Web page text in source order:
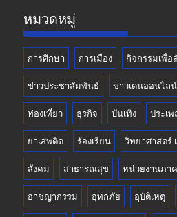
หมวดหมู่
การศึกษา การเมือง กิจกรรมเพื่อ
ข่าวประชาสัมพันธ์ ข่าวเด่นออนไลน์
ท่องเที่ยว ธุรกิจ บันเทิง ประเ
ยาเสพติด ร้องเรียน วิทยาศาสตร์
สังคม สาธารณสุข หน่วยงานภา
อาชญากรรม อุทกภัย อุบัติเหตุ